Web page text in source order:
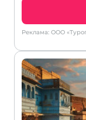
Реклама: ООО